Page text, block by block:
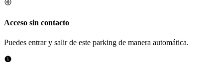
Acceso sin contacto
Puedes entrar y salir de este parking de manera automática.